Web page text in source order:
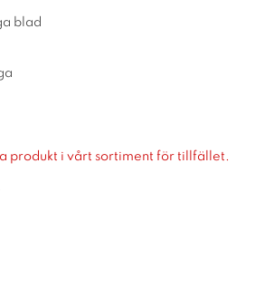
blad
produkt i vårt sortiment för tillfället.